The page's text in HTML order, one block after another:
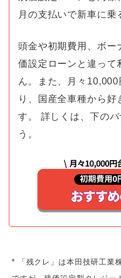
月の支払いで新車に乗
頭金や初期費用、ボー
価設定ローンと違って
ん。また、月々
り、国産全車種から
す。 詳しくは、下の
う。
* 「残クレ」は本田技研工業